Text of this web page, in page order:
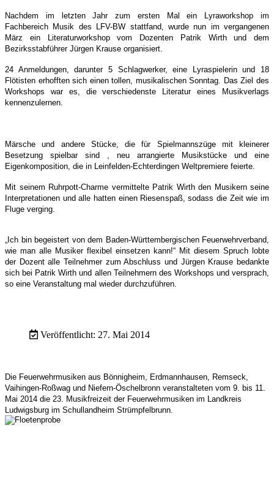
Nachdem im letzten Jahr zum ersten Mal ein Lyraworkshop im
Fachbereich Musik des LFV-BW stattfand, wurde nun im vergangenen
März ein Literaturworkshop vom Dozenten Patrik Wirth und dem
Bezirksstabführer Jürgen Krause organisiert.
24 Anmeldungen, darunter 5 Schlagwerker, eine Lyraspielerin und 18
Flötisten erhofften sich einen tollen, musikalischen Sonntag. Das Ziel des
Workshops war es, die verschiedenste Literatur eines Musikverlags
kennenzulernen.
Märsche und andere Stücke, die für Spielmannszüge mit kleinerer
Besetzung spielbar sind , neu arrangierte Musikstücke und eine
Eigenkomposition, die in Leinfelden-Echterdingen Weltpremiere feierte.
Mit seinem Ruhrpott-Charme vermittelte Patrik Wirth den Musikern seine
Interpretationen und alle hatten einen Riesenspaß, sodass die Zeit wie im
Fluge verging.
„Ich bin begeistert von dem Baden-Württembergischen Feuerwehrverband,
wie man alle Musiker flexibel einsetzen kann!“ Mit diesem Spruch lobte
der Dozent alle Teilnehmer zum Abschluss und Jürgen Krause bedankte
sich bei Patrik Wirth und allen Teilnehmern des Workshops und versprach,
so eine Veranstaltung mal wieder durchzuführen.
Veröffentlicht: 27. Mai 2014
Die Feuerwehrmusiken aus Bönnigheim, Erdmannhausen, Remseck,
Vaihingen-Roßwag und Niefern-Öschelbronn veranstalteten vom 9. bis 11.
Mai 2014 die 23. Musikfreizeit der Feuerwehrmusiken im Landkreis
Ludwigsburg im Schullandheim Strümpfelbrunn.